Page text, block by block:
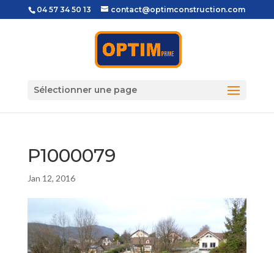
04 57 34 50 13 contact@optimconstruction.com
Sélectionner une page
P1000079
Jan 12, 2016